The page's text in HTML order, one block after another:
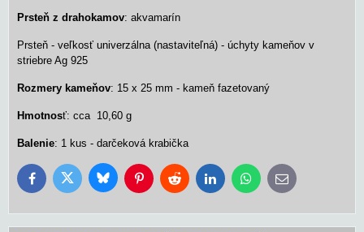
Prsteň z drahokamov: akvamarín
Prsteň - veľkosť univerzálna (nastaviteľná) - úchyty kameňov v
striebre Ag 925
Rozmery kameňov: 15 x 25 mm - kameň fazetovaný
Hmotnosť: cca 10,60 g
Balenie: 1 kus - darčeková krabička
FacebookTwitter BlueskyPinterestReddit LinkedInWhatsApp
E-
mail